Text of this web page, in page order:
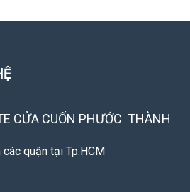
CỬA CUỐN PHƯỚC THÀNH
quận tại Tp.HCM